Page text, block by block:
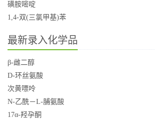
磺胺嘧啶
1,4-双(三氯甲基)苯
最新录入化学品
β-雌二醇
D-环丝氨酸
次黄嘌呤
N-乙酰－L-脯氨酸
17α-羟孕酮